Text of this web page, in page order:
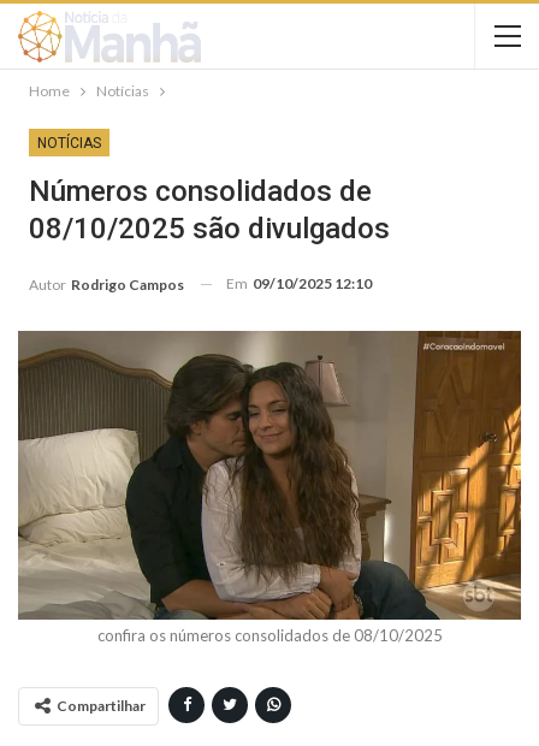
Home Notícias
NOTÍCIAS
Números consolidados de
08/10/2025 são divulgados
Autor Rodrigo Campos Em 09/10/2025 12:10
confira os números consolidados de 08/10/2025
Compartilhar